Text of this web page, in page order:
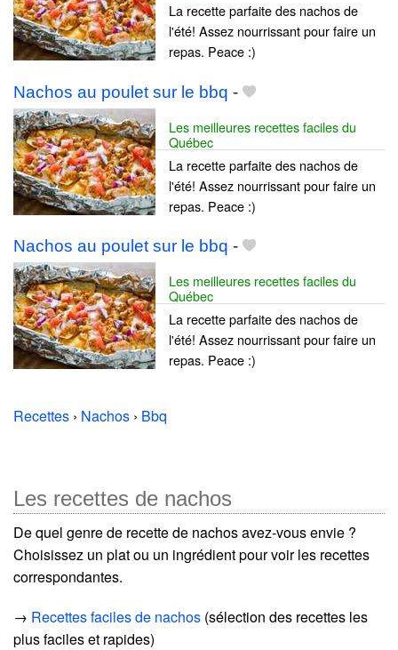
La recette parfaite des nachos de
l'été! Assez nourrissant pour faire un
repas. Peace :)
Nachos au poulet sur le bbq -
Les meilleures recettes faciles du
Québec
La recette parfaite des nachos de
l'été! Assez nourrissant pour faire un
repas. Peace :)
Nachos au poulet sur le bbq -
Les meilleures recettes faciles du
Québec
La recette parfaite des nachos de
l'été! Assez nourrissant pour faire un
repas. Peace :)
Recettes › Nachos › Bbq
Les recettes de nachos
De quel genre de recette de nachos avez-vous envie ?
Choisissez un plat ou un ingrédient pour voir les recettes
correspondantes.
→ Recettes faciles de nachos (sélection des recettes les
plus faciles et rapides)